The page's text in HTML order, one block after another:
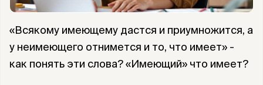
«Всякому имеющему дастся и приумножится, а
у неимеющего отнимется и то, что имеет» -
как понять эти слова? «Имеющий» что имеет?